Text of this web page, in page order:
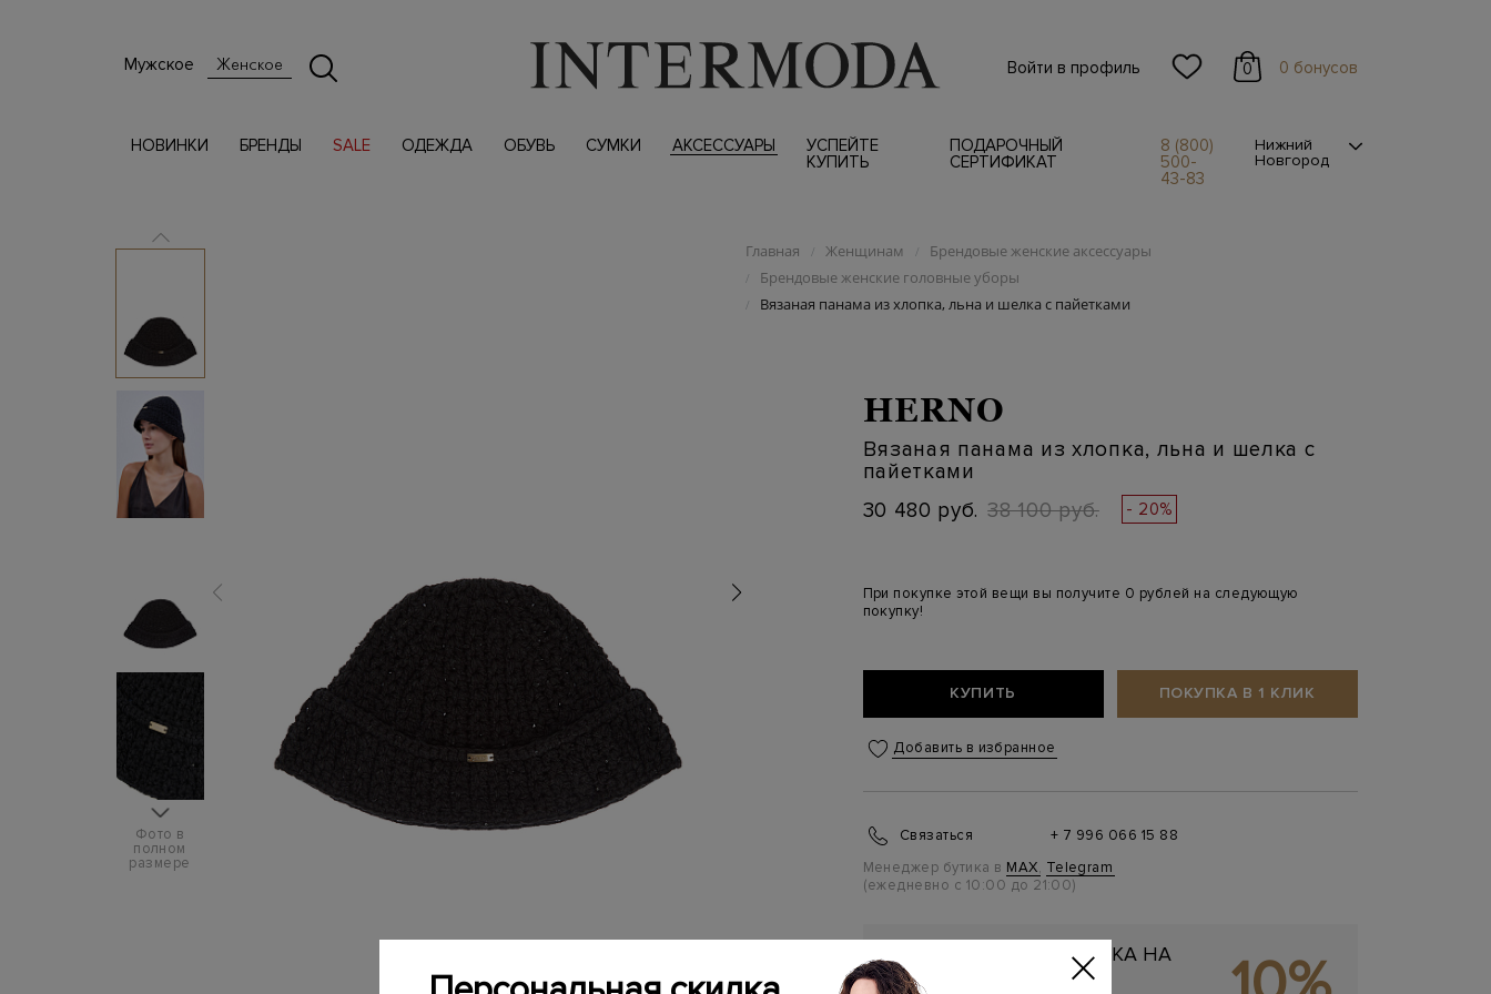
Мужское Женское Войти в профиль 0 0 бонусов
НОВИНКИ БРЕНДЫ SALE ОДЕЖДА ОБУВЬ СУМКИ АКСЕССУАРЫ
УСПЕЙТЕ
КУПИТЬ
ПОДАРОЧНЫЙ
СЕРТИФИКАТ
8 (800)
500-
43-83
Нижний
Новгород
Фото в
полном
размере
Главная / Женщинам / Брендовые женские аксессуары
/ Брендовые женские головные уборы
/ Вязаная панама из хлопка, льна и шелка с пайетками
HERNO
Вязаная панама из хлопка, льна и шелка с
пайетками
30 480 руб. 38 100 руб. - 20%
При покупке этой вещи вы получите 0 рублей на следующую
покупку!
КУПИТЬ ПОКУПКА В 1 КЛИК
Добавить в избранное
Связаться
+ 7 996 066 15 88
Менеджер бутика в MAX, Telegram
(ежедневно с 10:00 до 21:00)
ПЕРСОНАЛЬНАЯ СКИДКА НА
ПЕРВУЮ ПОКУПКУ